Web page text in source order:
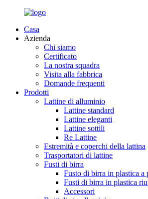
Casa
Azienda
Chi siamo
Certificato
La nostra squadra
Visita alla fabbrica
Domande frequenti
Prodotti
Lattine di alluminio
Lattine standard
Lattine eleganti
Lattine sottili
Re Lattine
Estremità e coperchi della lattina
Trasportatori di lattine
Fusti di birra
Fusto di birra in plastica a
Fusti di birra in plastica
Accessori